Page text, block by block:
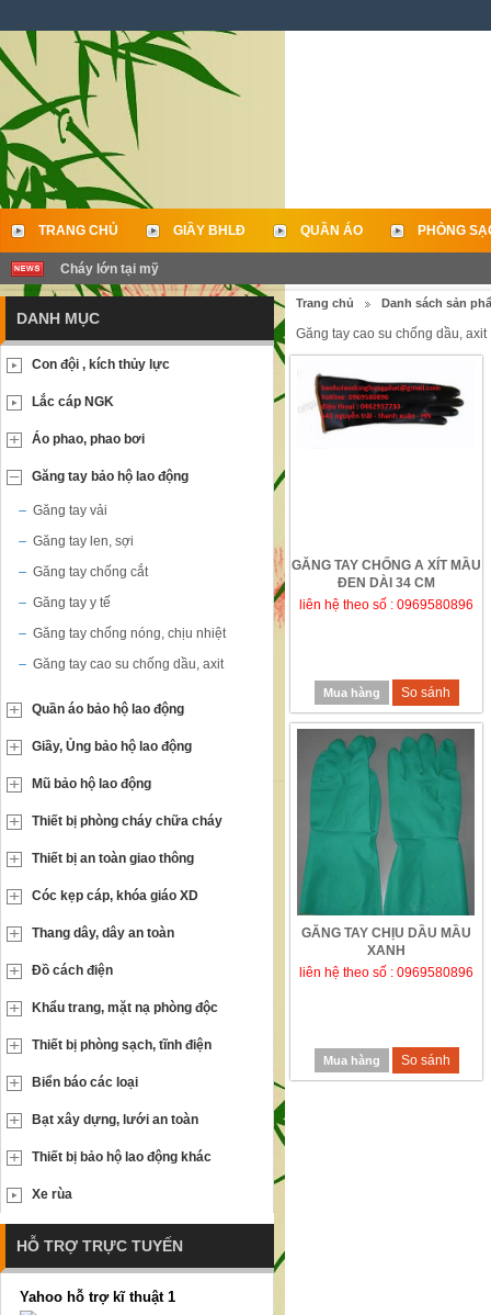
TRANG CHỦ GIẦY BHLĐ QUẦN ÁO PHÒNG
LIÊN HỆ
Cháy lớn tại mỹ
Trang chủ Danh sách sản
Găng tay cao su chống dầu, axit
GĂNG TAY CHỐNG A XÍT MẦU
ĐEN DÀI 34 CM
liên hệ theo số : 0969580896
Mua hàng So sánh
GĂNG TAY CHỊU DẦU MẦU
XANH
liên hệ theo số : 0969580896
Mua hàng So sánh
DANH MỤC
Con đội , kích thủy lực
Lắc cáp NGK
Áo phao, phao bơi
Găng tay bảo hộ lao động
Găng tay vải
Găng tay len, sợi
Găng tay chống cắt
Găng tay y tế
Găng tay chống nóng, chịu nhiệt
Găng tay cao su chống dầu, axit
Quần áo bảo hộ lao động
Giầy, Ủng bảo hộ lao động
Mũ bảo hộ lao động
Thiết bị phòng cháy chữa cháy
Thiết bị an toàn giao thông
Cóc kẹp cáp, khóa giáo XD
Thang dây, dây an toàn
Đồ cách điện
Khẩu trang, mặt nạ phòng độc
Thiết bị phòng sạch, tĩnh điện
Biển báo các loại
Bạt xây dựng, lưới an toàn
Thiết bị bảo hộ lao động khác
Xe rùa
HỖ TRỢ TRỰC TUYẾN
Yahoo hỗ trợ kĩ thuật 1